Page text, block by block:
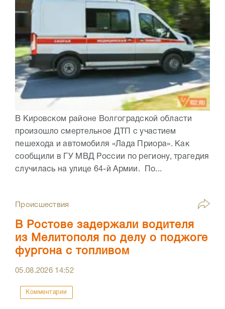
В Кировском районе Волгоградской области
произошло смертельное ДТП с участием
пешехода и автомобиля «Лада Приора». Как
сообщили в ГУ МВД России по региону, трагедия
случилась на улице 64-й Армии. По...
Происшествия
В Ростове задержали водителя
из Мелитополя по делу о поджоге
фургона с топливом
05.08.2026 14:52
Комментарии